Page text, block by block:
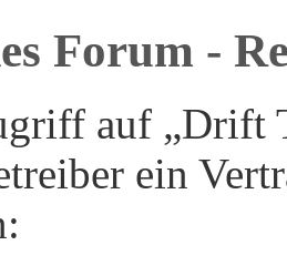
Forum -
auf „Drift
ein